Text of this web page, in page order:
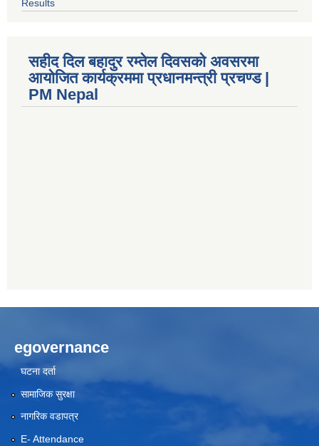
Results
सहीद दिल बहादुर रम्तेल दिवसको अवसरमा
आयोजित कार्यक्रममा प्रधानमन्त्री प्रचण्ड |
PM Nepal
egovernance
घटना दर्ता
सामाजिक सुरक्षा
नागरिक वडापत्र
E- Attendance